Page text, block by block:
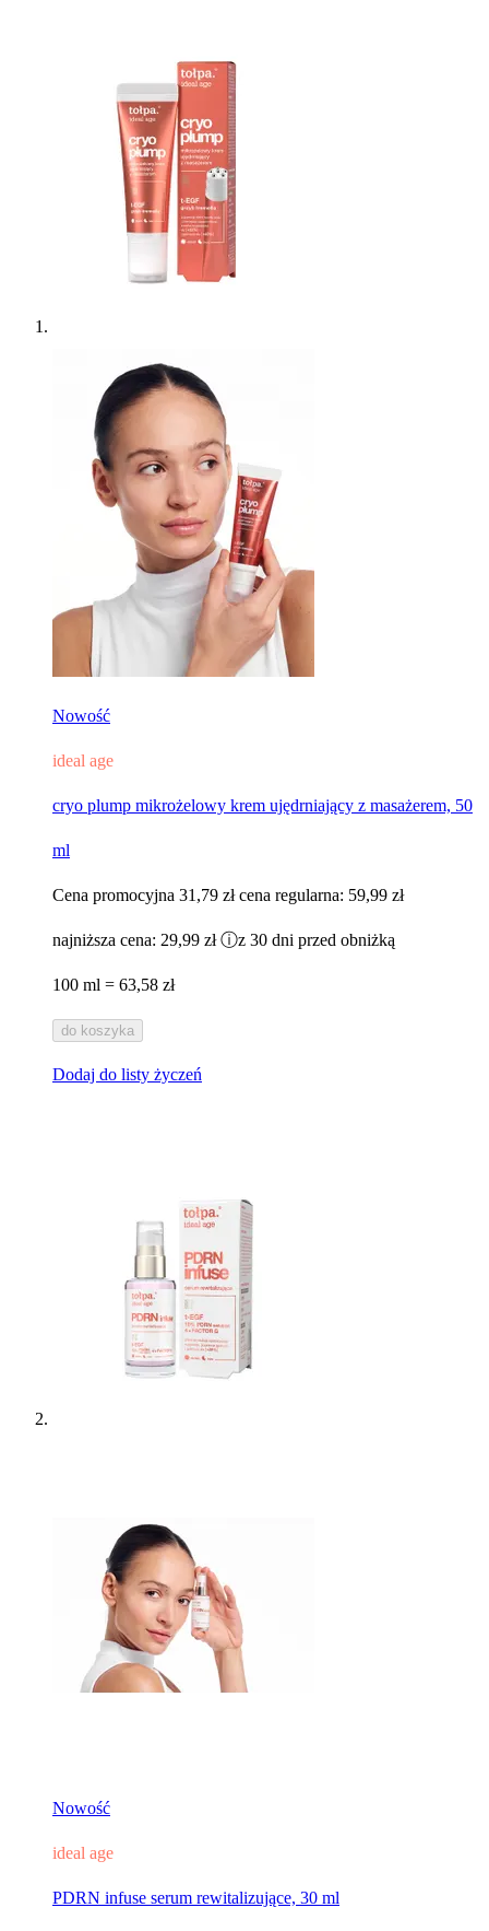
Nowość
ideal age
cryo plump mikrożelowy krem ujędrniający z masażerem, 50
ml
Cena promocyjna 31,79 zł cena regularna: 59,99 zł
najniższa cena: 29,99 zł ⓘz 30 dni przed obniżką
100 ml = 63,58 zł
do koszyka
Dodaj do listy życzeń
Nowość
ideal age
PDRN infuse serum rewitalizujące, 30 ml